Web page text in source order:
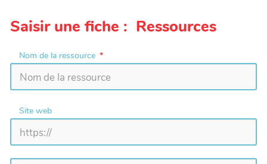
Saisir une fiche : Ressources
Nom de la ressource
Site web